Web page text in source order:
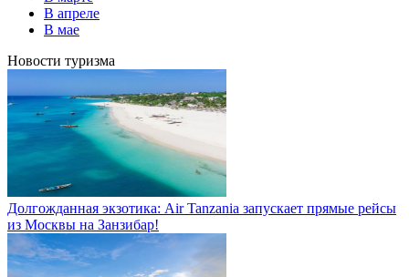
В апреле
В мае
Новости туризма
Долгожданная экзотика: Air Tanzania запускает прямые рейсы
из Москвы на Занзибар!